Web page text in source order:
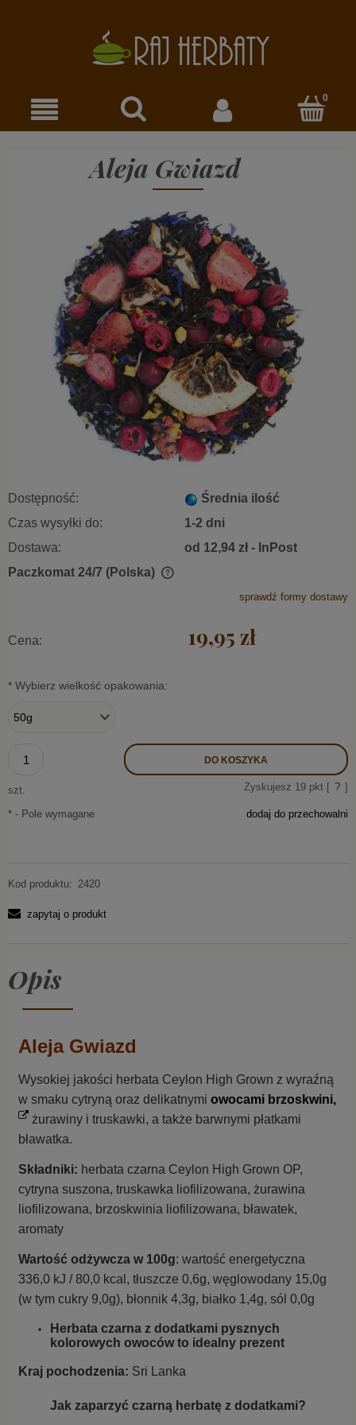
Aleja Gwiazd
Dostępność:
Średnia ilość
Czas wysyłki do:
1-2 dni
Dostawa:
od 12,94 zł - InPost
Paczkomat 24/7 (Polska)
sprawdź formy dostawy
Cena: 19,95 zł
* Wybierz wielkość opakowania:
szt.
DO KOSZYKA
Zyskujesz 19 pkt [ ? ]
dodaj do przechowalni
* - Pole wymagane
Kod produktu: 2420
zapytaj o produkt
Opis
Aleja Gwiazd
Wysokiej jakości herbata Ceylon High Grown z wyraźną
w smaku cytryną oraz delikatnymi owocami brzoskwini,
żurawiny i truskawki, a także barwnymi płatkami
bławatka.
Składniki: herbata czarna Ceylon High Grown OP,
cytryna suszona, truskawka liofilizowana, żurawina
liofilizowana, brzoskwinia liofilizowana, bławatek,
aromaty
Wartość odżywcza w 100g: wartość energetyczna
336,0 kJ / 80,0 kcal, tłuszcze 0,6g, węglowodany 15,0g
(w tym cukry 9,0g), błonnik 4,3g, białko 1,4g, sól 0,0g
Herbata czarna z dodatkami pysznych
kolorowych owoców to idealny prezent
Kraj pochodzenia: Sri Lanka
Jak zaparzyć czarną herbatę z dodatkami?